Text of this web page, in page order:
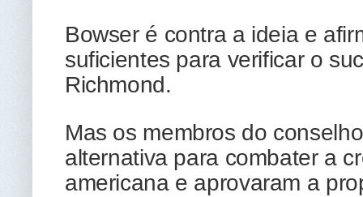
Bowser é contra a ideia e
suficientes para verificar o
Richmond.
Mas os membros do
alternativa para combater a
americana e aprovaram a